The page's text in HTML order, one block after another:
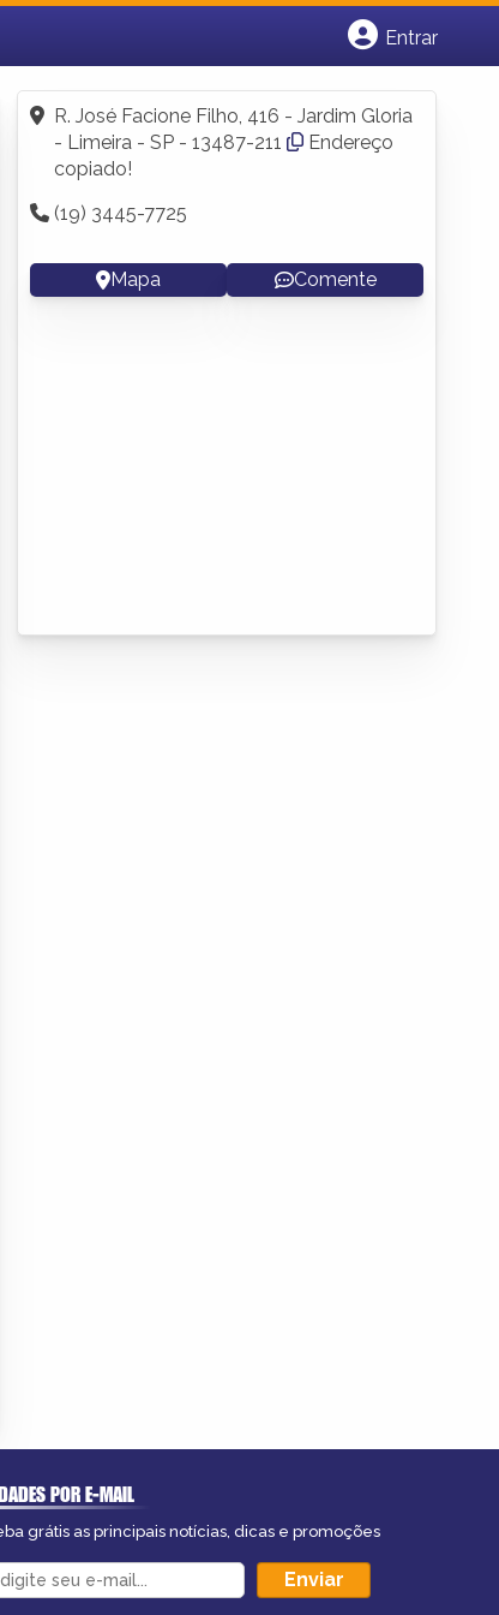
Entrar
Fazer login
Criar conta
R. José Facione Filho, 416 - Jardim Gloria
- Limeira - SP - 13487-211
Endereço
copiado!
(19) 3445-7725
Mapa Comente
POR E-MAIL
grátis as principais notícias, dicas e promoções